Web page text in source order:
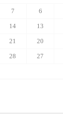
6
7
13
14
20
21
27
28